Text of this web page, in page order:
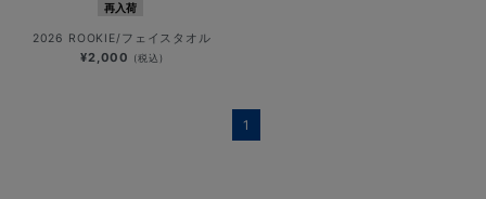
再入荷
2026 ROOKIE/フェイスタオル
¥2,000 (税込)
1